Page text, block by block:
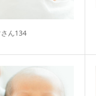
ん134